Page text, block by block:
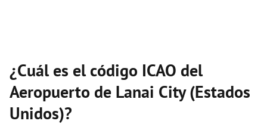
¿Cuál es el código ICAO del
Aeropuerto de Lanai City (Estados
Unidos)?